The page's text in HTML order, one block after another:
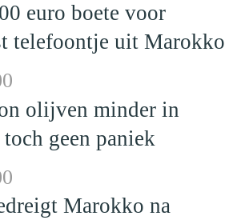
euro boete voor
telefoontje uit Marokko
olijven minder in
geen paniek
Marokko na